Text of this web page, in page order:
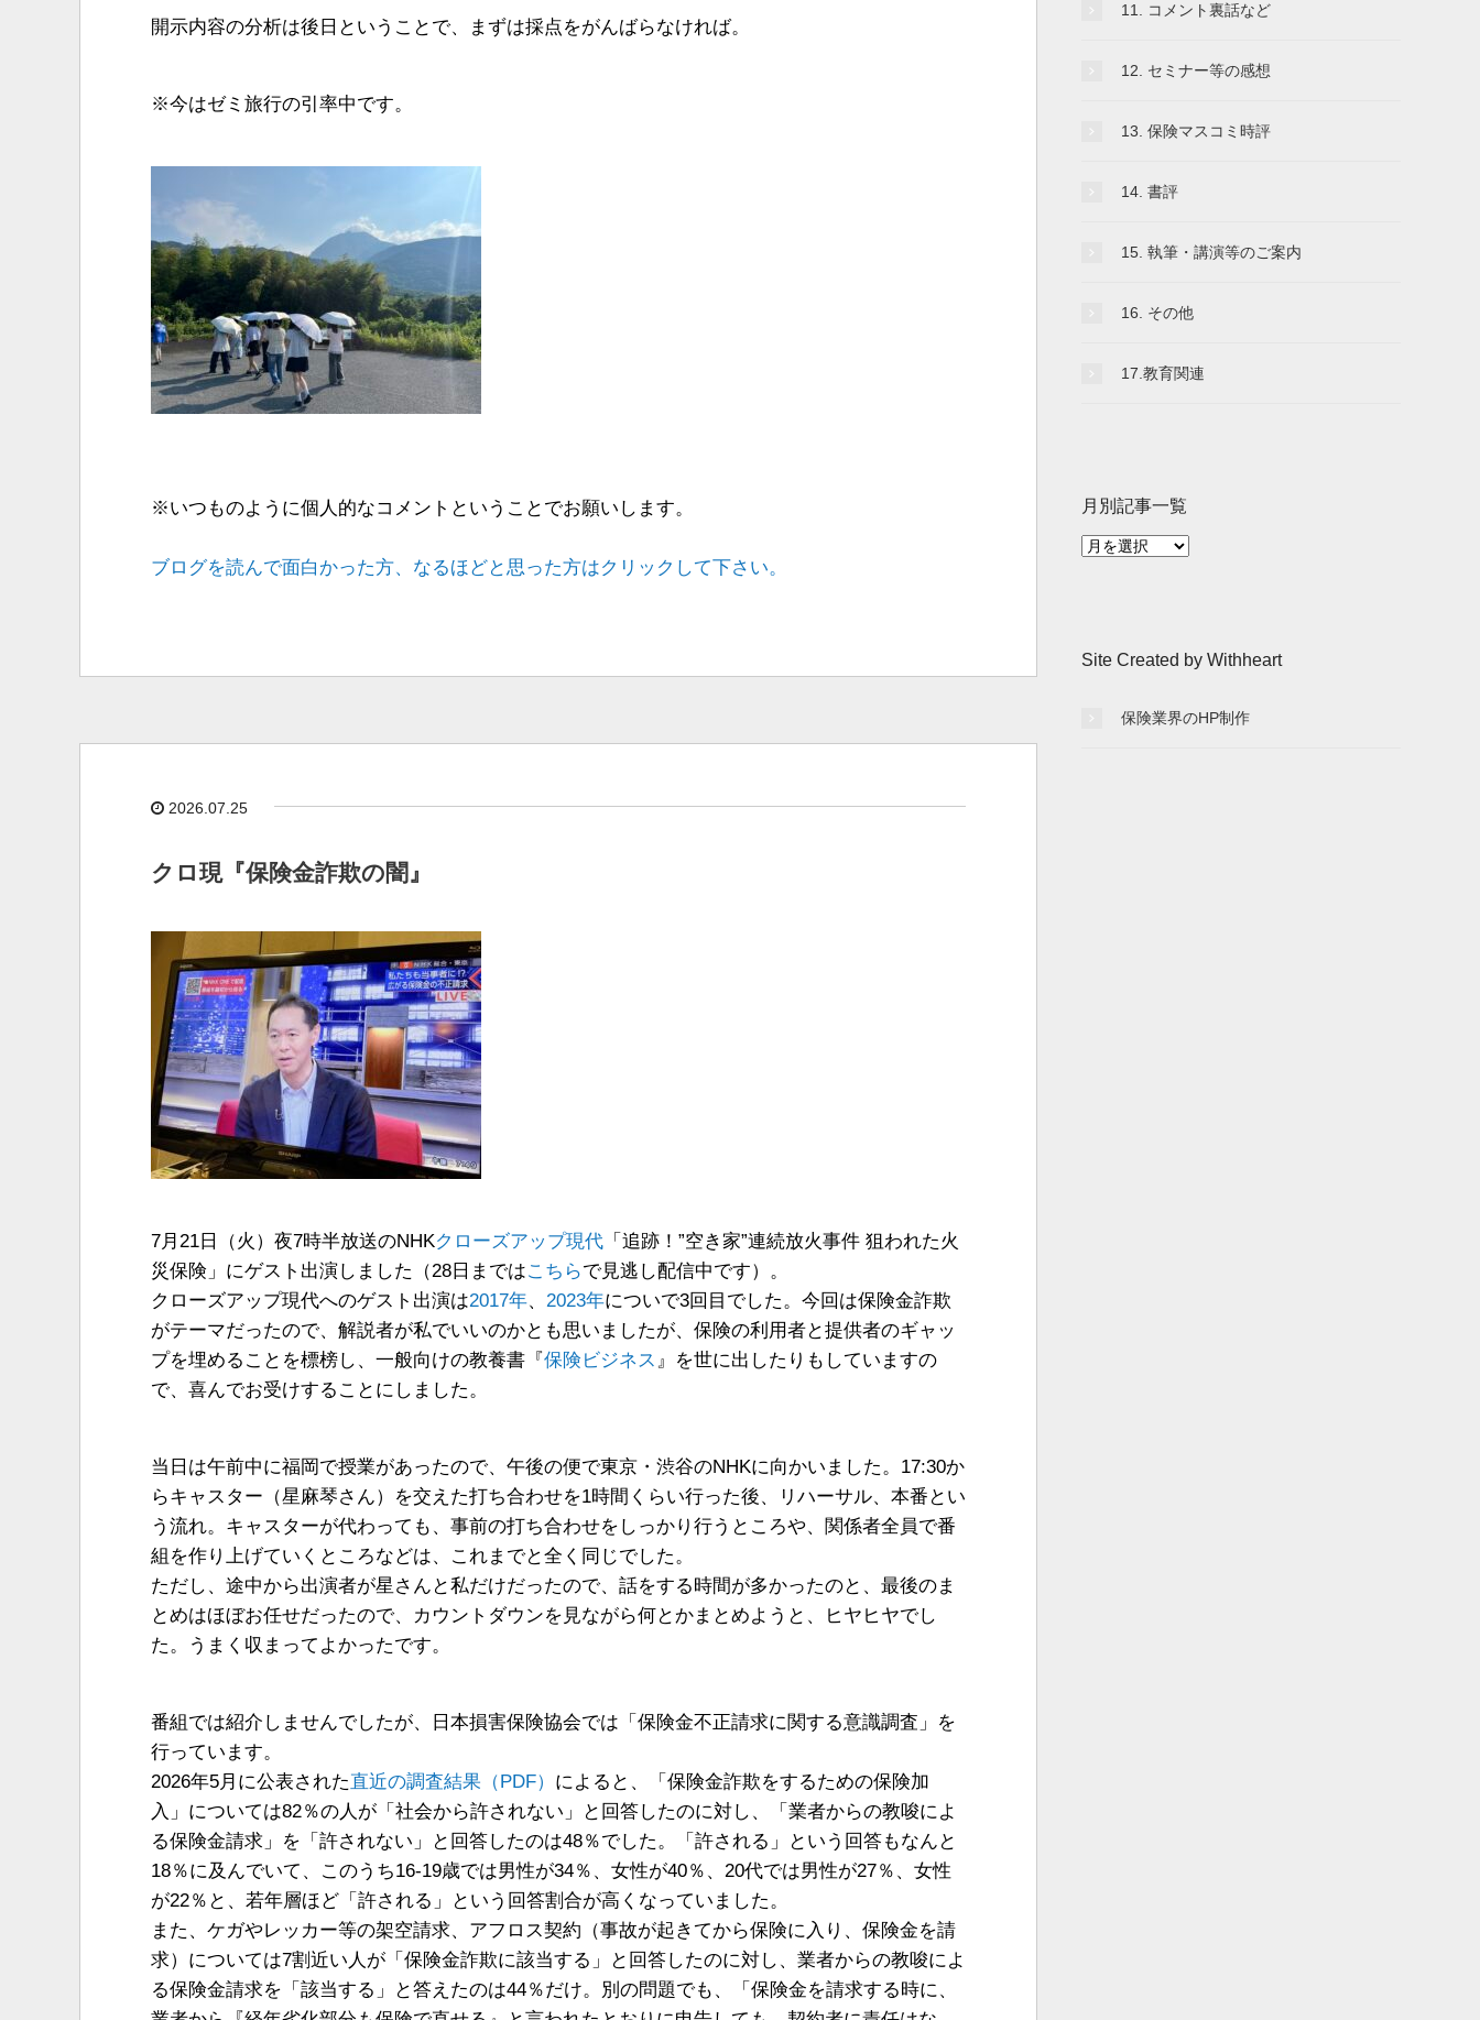
開示内容の分析は後日ということで、まずは採点をがんばらなければ。
※今はゼミ旅行の引率中です。
※いつものように個人的なコメントということでお願いします。
ブログを読んで面白かった方、なるほどと思った方はクリックして下さい。
2026.07.25
クロ現『保険金詐欺の闇』
7月21日（火）夜7時半放送のNHKクローズアップ現代 「追跡！”空き家”連続放火事件 狙われた火
災保険」にゲスト出演しました（28日まではこちらで見逃し配信中です）。
クローズアップ現代へのゲスト出演は2017年、 2023年についで3回目でした。今回は保険金詐欺
がテーマだったので、解説者が私でいいのかとも思いましたが、保険の利用者と提供者のギャッ
プを埋めることを標榜し、一般向けの教養書『保険ビジネス 』を世に出したりもしていますの
で、喜んでお受けすることにしました。
当日は午前中に福岡で授業があったので、午後の便で東京・渋谷のNHKに向かいました。17:30か
らキャスター（星麻琴さん）を交えた打ち合わせを1時間くらい行った後、リハーサル、本番とい
う流れ。キャスターが代わっても、事前の打ち合わせをしっかり行うところや、関係者全員で番
組を作り上げていくところなどは、これまでと全く同じでした。
ただし、途中から出演者が星さんと私だけだったので、話をする時間が多かったのと、最後のま
とめはほぼお任せだったので、カウントダウンを見ながら何とかまとめようと、ヒヤヒヤでし
た。うまく収まってよかったです。
番組では紹介しませんでしたが、日本損害保険協会では「保険金不正請求に関する意識調査」を
行っています。
2026年5月に公表された直近の調査結果（PDF） によると、「保険金詐欺をするための保険加
入」については82％の人が「社会から許されない」と回答したのに対し、「業者からの教唆によ
る保険金請求」を「許されない」と回答したのは48％でした。「許される」という回答もなんと
18％に及んでいて、このうち16-19歳では男性が34％、女性が40％、20代では男性が27％、女性
が22％と、若年層ほど「許される」という回答割合が高くなっていました。
また、ケガやレッカー等の架空請求、アフロス契約（事故が起きてから保険に入り、保険金を請
求）については7割近い人が「保険金詐欺に該当する」と回答したのに対し、業者からの教唆によ
る保険金請求を「該当する」と答えたのは44％だけ。別の問題でも、「保険金を請求する時に、
11. コメント裏話など
12. セミナー等の感想
13. 保険マスコミ時評
14. 書評
15. 執筆・講演等のご案内
16. その他
17.教育関連
月別記事一覧
月
覧
Site Created by Withheart
保険業界のHP制作